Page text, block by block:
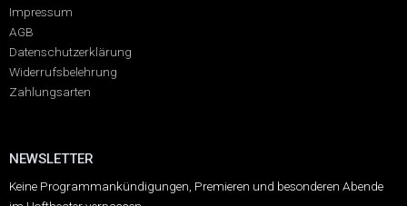
Impressum
AGB
Datenschutzerklärung
Widerrufsbelehrung
Zahlungsarten
NEWSLETTER
Keine Programmankündigungen, Premieren und besonderen Abende